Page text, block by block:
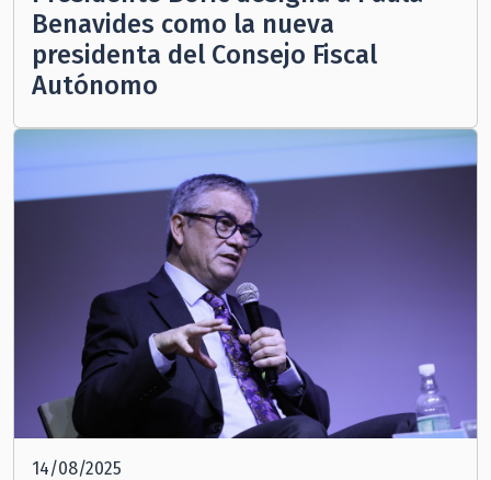
Benavides como la nueva
presidenta del Consejo Fiscal
Autónomo
14/08/2025